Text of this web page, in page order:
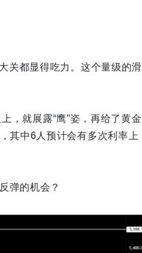
关都显得吃力。这个量级的滑
，就展露“鹰”姿，再给了黄金
其中6人预计会有多次利率上
弹的机会？